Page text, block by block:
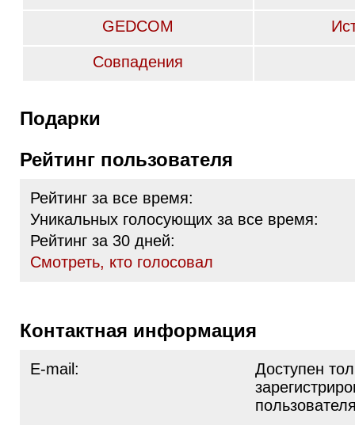
GEDCOM
Совпадения
Подарки
Рейтинг пользователя
Рейтинг за все время:
Уникальных голосующих за все время:
Рейтинг за 30 дней:
Cмотреть, кто голосовал
Контактная информация
E-mail:
Доступен